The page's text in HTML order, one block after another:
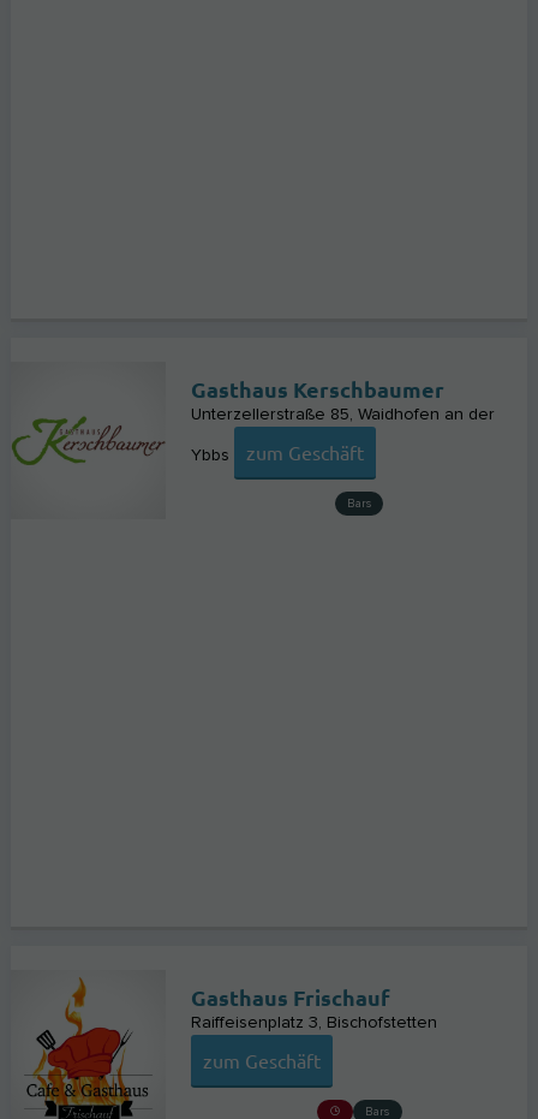
Gasthaus Kerschbaumer
Unterzellerstraße 85 Waidhofen an der
Ybbs zum Geschäft
Bars
Gasthaus Frischauf
Raiffeisenplatz 3 Bischofstetten
zum Geschäft
Bars